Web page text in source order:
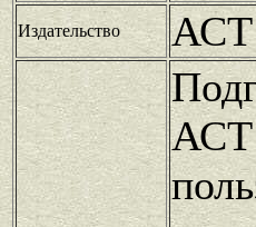
Издательство АСТ